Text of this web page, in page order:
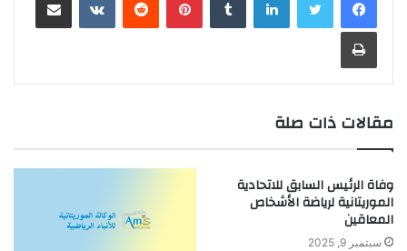
طباعة
مقالات ذات صلة
وفاة الرئيس السابق للاتحادية
الموريتانية لرياضة الأشخاص
المعاقين
سبتمبر 9, 2025